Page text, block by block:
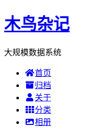
木鸟杂记
大规模数据系统
首页
归档
关于
分类
相册